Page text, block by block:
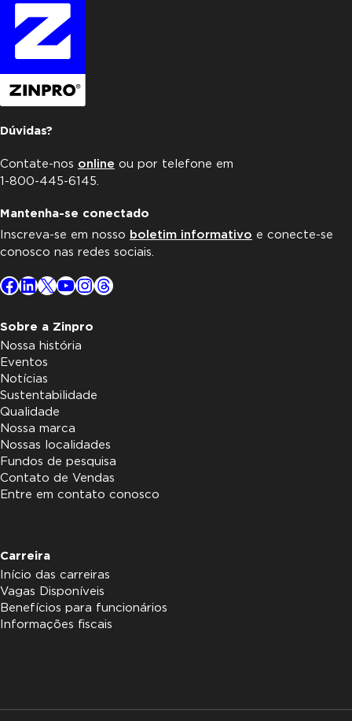
Dúvidas?
Contate-nos online ou por telefone em
1-800-445-6145.
Mantenha-se conectado
Inscreva-se em nosso boletim informativo e conecte-se
conosco nas redes sociais.
Facebook
LinkedIn
X YouTube
Instagram
Threads
Sobre a Zinpro
Nossa história
Eventos
Notícias
Sustentabilidade
Qualidade
Nossa marca
Nossas localidades
Fundos de pesquisa
Contato de Vendas
Entre em contato conosco
Carreira
Início das carreiras
Vagas Disponíveis
Benefícios para funcionários
Informações fiscais